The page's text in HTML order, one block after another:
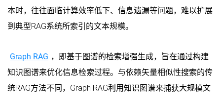
本时，往往面临计算效率低下、信息遗漏等问题，难以扩展
到典型RAG系统所索引的文本规模。
Graph RAG ，即基于图谱的检索增强生成，旨在通过构建
知识图谱来优化信息检索过程。与依赖矢量相似性搜索的传
统RAG方法不同，Graph RAG利用知识图谱来捕获大规模文